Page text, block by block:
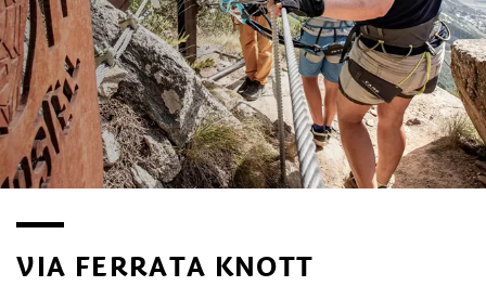
VIA FERRATA KNOTT